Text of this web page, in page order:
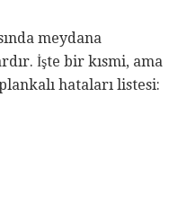
meydana
İşte bir kısmi, ama
hataları listesi: